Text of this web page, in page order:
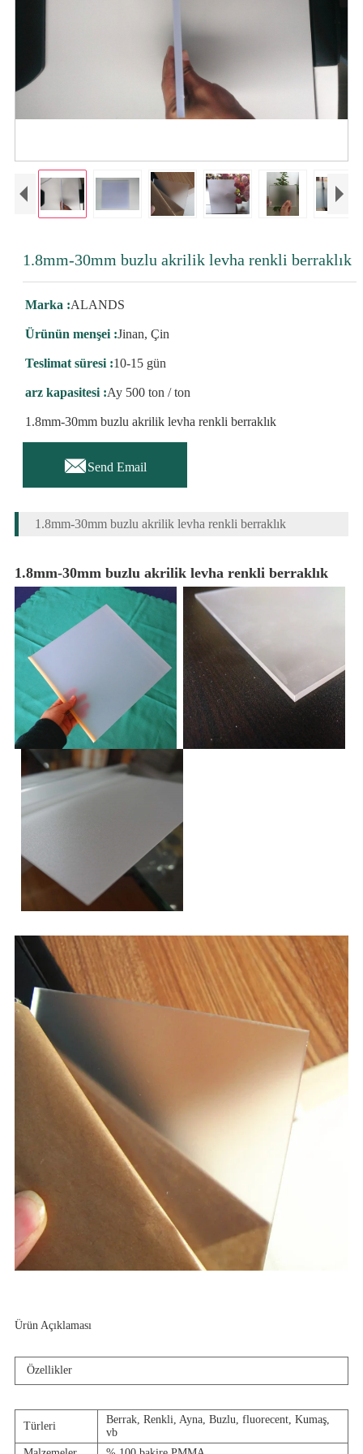
1.8mm-30mm buzlu akrilik levha renkli berraklık
Marka :ALANDS
Ürünün menşei :Jinan, Çin
Teslimat süresi :10-15 gün
arz kapasitesi :Ay 500 ton / ton
1.8mm-30mm buzlu akrilik levha renkli berraklık
Send Email
1.8mm-30mm buzlu akrilik levha renkli berraklık
1.8mm-30mm buzlu akrilik levha renkli berraklık
Ürün Açıklaması
Özellikler
Türleri
Berrak, Renkli, Ayna, Buzlu, fluorecent, Kumaş,
vb